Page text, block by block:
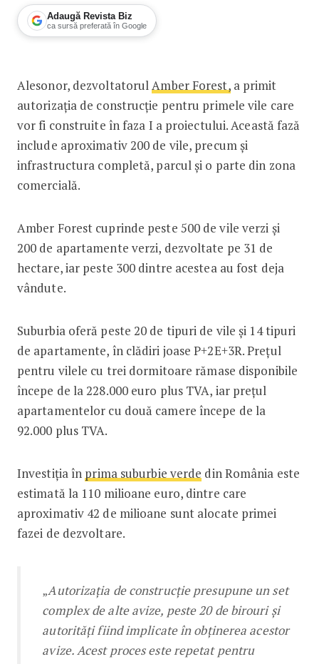
Adaugă Revista Biz
ca sursă preferată în Google
Alesonor, dezvoltatorulAmber Forest,a primit
autorizația de construcție pentru primele vile care
vor fi construite în faza I a proiectului. Această fază
include aproximativ 200 de vile, precum și
infrastructura completă, parcul și o parte din zona
comercială.
Amber Forest cuprinde peste 500 de vile verzi și
200 de apartamente verzi, dezvoltate pe 31 de
hectare, iar peste 300 dintre acestea au fost deja
vândute.
Suburbia oferă peste 20 de tipuri de vile și 14 tipuri
de apartamente, în clădiri joase P+2E+3R. Prețul
pentru vilele cu trei dormitoare rămase disponibile
începe de la 228.000 euro plus TVA, iar prețul
apartamentelor cu două camere începe de la
92.000 plus TVA.
Investiția în prima suburbie verde din România este
estimată la 110 milioane euro, dintre care
aproximativ 42 de milioane sunt alocate primei
fazei de dezvoltare.
„Autorizația de construcție presupune un set
complex de alte avize, peste 20 de birouri și
autorități fiind implicate în obținerea acestor
avize. Acest proces este repetat pentru